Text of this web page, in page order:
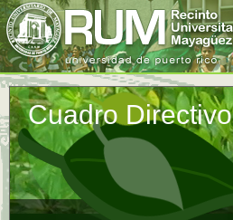
Cuadro Directivo